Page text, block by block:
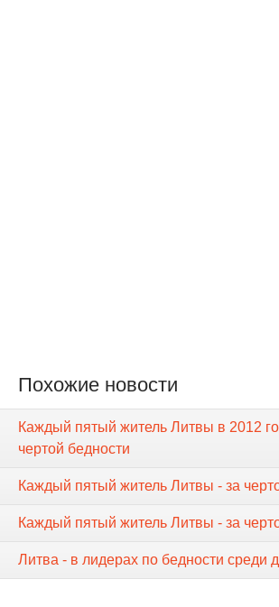
Похожие новости
Каждый пятый житель Литвы в 2012
чертой бедности
Каждый пятый житель Литвы - за
Каждый пятый житель Литвы - за
Литва - в лидерах по бедности среди